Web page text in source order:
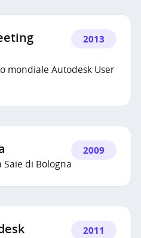
mondiale Autodesk User
2013
Saie di Bologna
2009
2011